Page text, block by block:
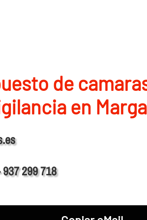
de
en
299 718